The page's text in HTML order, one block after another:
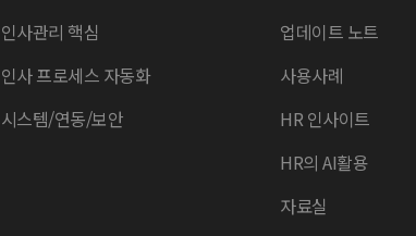
인사관리 핵심
인사 프로세스 자동화
시스템/연동/보안
업데이트 노트
사용사례
HR 인사이트
HR의 AI활용
자료실